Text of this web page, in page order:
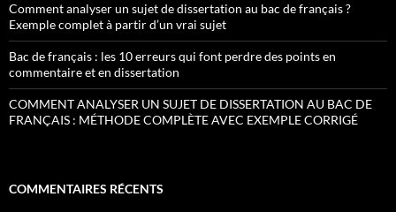
Comment analyser un sujet de dissertation au bac de français ?
Exemple complet à partir d’un vrai sujet
Bac de français : les 10 erreurs qui font perdre des points en
commentaire et en dissertation
COMMENT ANALYSER UN SUJET DE DISSERTATION AU BAC DE
FRANÇAIS : MÉTHODE COMPLÈTE AVEC EXEMPLE CORRIGÉ
COMMENTAIRES RÉCENTS